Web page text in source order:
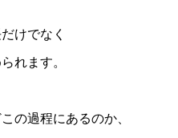
けでなく
れます。
の過程にあるのか、